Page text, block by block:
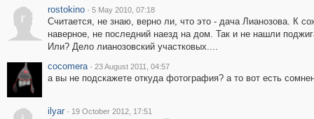
r
rostokino · 5 May 2010, 07:18
Считается, не знаю, верно ли, что это - дача Лианозова. К
наверное, не последний наезд на дом. Так и не нашли
Или? Дело лианозовский участковых....
cocomera · 23 August 2011, 04:57
а вы не подскажете откуда фотография? а то вот есть
ilyar · 19 October 2012, 17:51